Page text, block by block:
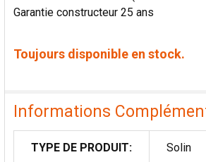
Garantie constructeur 25 ans
Toujours disponible en stock.
Informations
TYPE DE PRODUIT: Solin